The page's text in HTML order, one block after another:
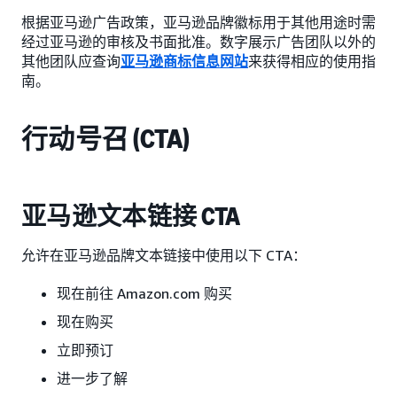
根据亚马逊广告政策，亚马逊品牌徽标用于其他用途时需
经过亚马逊的审核及书面批准。数字展示广告团队以外的
其他团队应查询亚马逊商标信息网站来获得相应的使用指
南。
行动号召 (CTA)
亚马逊文本链接 CTA
允许在亚马逊品牌文本链接中使用以下 CTA：
现在前往 Amazon.com 购买
现在购买
立即预订
进一步了解